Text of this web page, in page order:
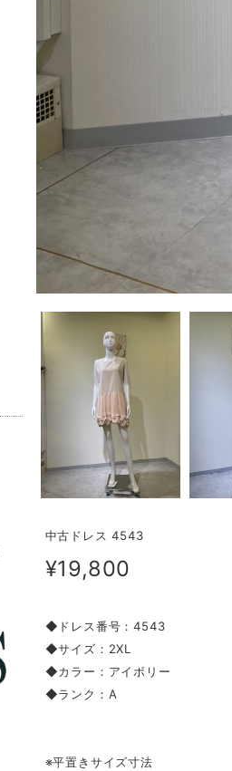
中古ドレス 4543
¥19,800
◆ドレス番号：4543
◆サイズ：2XL
◆カラー：アイボリー
◆ランク：A
※平置きサイズ寸法